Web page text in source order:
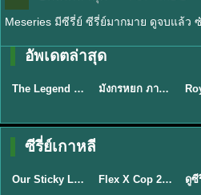
Meseries มีซีรี่ย์ ซีรี่ย์มากมาย ดูจบแล้ว
อัพเดตล่าสุด
★8.5
พากย์ไทย
The Legend of ShenLi ปฐพีไร้พ่าย (2024) พากย์ไทย ซับไทย EP.1-39 ★8 มังกรหยก ภาคมารบูรพาและพิษประจิม Duel on Mount Hua พากย์ไทย ★
ซีรี่ย์เกาหลี
★6
ซับไทย
Our Sticky Love รักติดหนึบ (2026) พากย์ไทย ซับไทย EP.1-12 ★8 Flex X Cop 2 คุณชายสายสืบ ซีซั่น 2 (2026) พากย์ไทย ซับไทย EP.1-14 ★